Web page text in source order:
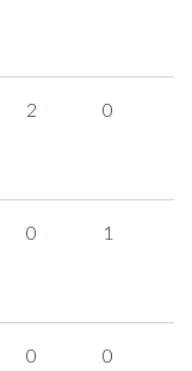
2 0
0 1
0 0